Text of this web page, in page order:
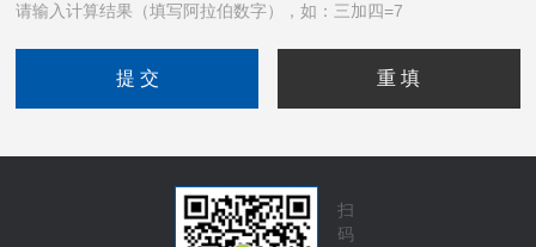
请输入计算结果（填写阿拉伯数字），如：三加四=7
扫
码